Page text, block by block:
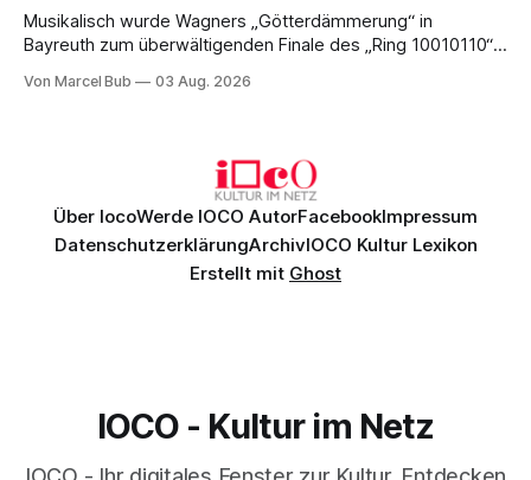
Musikalisch wurde Wagners „Götterdämmerung“ in
Bayreuth zum überwältigenden Finale des „Ring 10010110“:
exzellentes Sängerensemble begeisterten. Die KI-geprägte
Von Marcel Bub 03 Aug. 2026
Über IocoWerde IOCO AutorFacebookImpressum
DatenschutzerklärungArchivIOCO Kultur Lexikon
Erstellt mit Ghost
IOCO - Kultur im Netz